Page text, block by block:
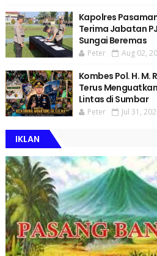
Kapolres
Terima Jabatan
Sungai Beremas
Peter Aug 02,
Kombes Pol. H. M.
Terus
Lintas di Sumbar
Peter Jul 31,
IKLAN